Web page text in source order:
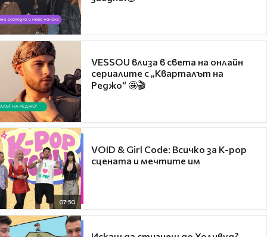
VESSOU влиза в света на онлайн
сериалите с „Кварталът на
Реджо“ 🤩🎬
07:50
VOID & Girl Code: Всичко за K-pop
сцената и мечтите им